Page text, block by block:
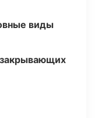
виды